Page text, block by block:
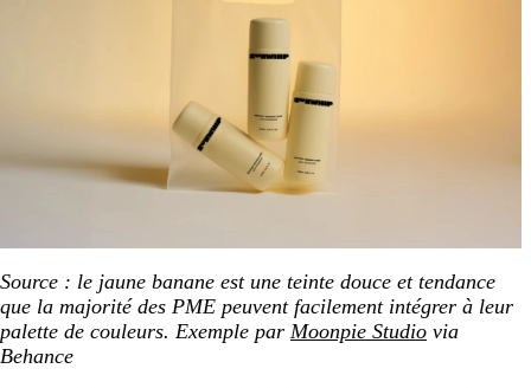
Source : le jaune banane est une teinte douce et tendance
que la majorité des PME peuvent facilement intégrer à leur
palette de couleurs. Exemple par Moonpie Studio via
Behance